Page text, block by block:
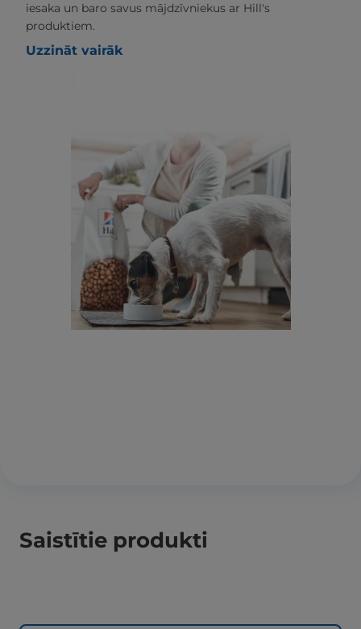
iesaka un baro savus mājdzīvniekus ar Hill's
produktiem.
Uzzināt vairāk
Saistītie produkti